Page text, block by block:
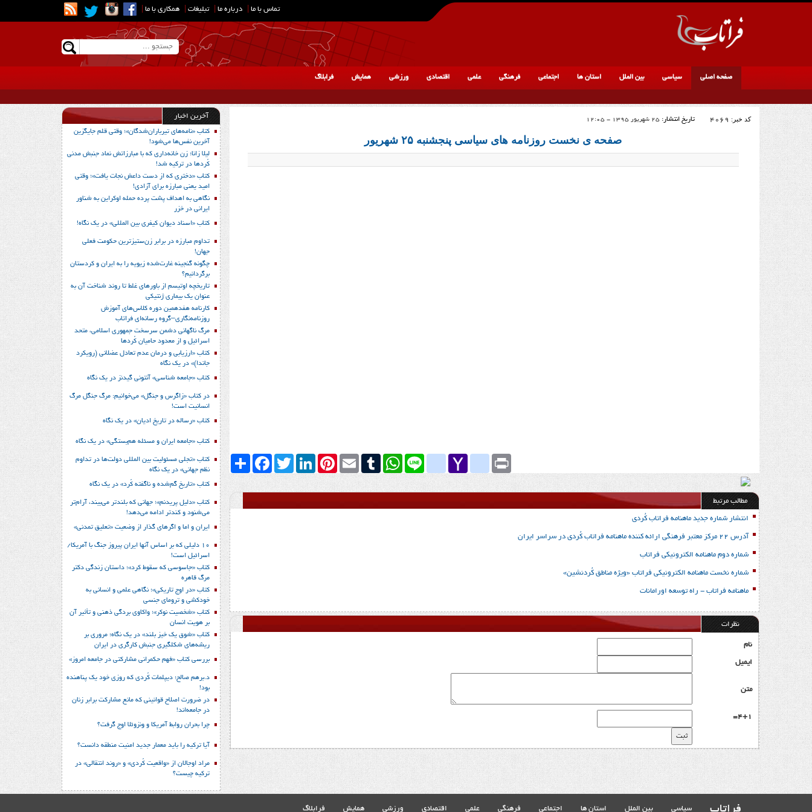
تماس با ما درباره ما تبلیغات همکاری با ما
صفحه اصلی سیاسی بین الملل استان ها اجتماعی فرهنگی علمی اقتصادی ورزشی همایش فرابلاگ
کد خبر: 4069 تاریخ انتشار: 25 شهریور 1395 - 12:05
صفحه ی نخست روزنامه های سیاسی پنجشنبه ۲۵ شهریور
اشتراکFacebook TwitterLinkedInPinterest Email TumblrWhatsApp Line
google_bookmarks
Yahoo
yahoo_messenger Print
مطالب مرتبط
انتشار شماره جدید ماهنامه فراتاب کُردی
آدرس 22 مرکز معتبر فرهنگی ارائه کننده ماهنامه فراتاب کُردی در سراسر ایران
شماره دوم ماهنامه الکترونیکی فراتاب
شماره نخست ماهنامه الکترونیکی فراتاب «ویژه مناطق کُردنشین»
ماهنامه فراتاب - راه توسعه اورامانات
نظرات
نام
ایمیل
متن
4+1=
آخرین اخبار
کتاب «نامه‌های تیرباران‌شدگان»؛ وقتی قلم جایگزین
آخرین نفس‌ها می‌شود!
لیلا زانا؛ زن خانه‌داری که با مبارزاتش نماد جنبش مدنی
کُردها در ترکیه شد!
کتاب «دختری که از دست داعش نجات یافت»؛ وقتی
امید یعنی مبارزه برای آزادی!
نگاهی به اهداف پشت پرده حمله اوکراین به شناور
ایرانی در خزر
کتاب «اسناد دیوان کیفری بین المللی» در یک نگاه!
تداوم مبارزه در برابر زن‌ستیزترین حکومت فعلی
جهان!
چگونه گنجینه غارت‌شده زیویه را به ایران و کردستان
برگردانیم؟
تاریخچه اوتیسم از باورهای غلط تا روند شناخت آن به
عنوان یک بیماری ژنتیکی
کارنامه هفدهمین دوره کلاس‌های آموزش
روزنامه‌نگاری–گروه رسانه‌ای فراتاب
مرگ ناگهانی دشمن سرسخت جمهوری اسلامی، متحد
اسرائیل و از معدود حامیان کُردها
کتاب «ارزیابی و درمان عدم تعادل عضلانی (رویکرد
جاندا)» در یک نگاه
کتاب «جامعه شناسی» آنتونی گیدنز در یک نگاه
در کتاب «زاگرس و جنگل» می‌خوانیم: مرگ جنگل مرگ
انسانیت است!
کتاب «رساله در تاریخ ادیان» در یک نگاه
کتاب «جامعه ایران و مسئله هم‌بستگی» در یک نگاه
کتاب «تجلی مسئولیت بین المللی دولت‌ها در تداوم
نظم جهانی» در یک نگاه
کتاب «تاریخ گم‌شده و ناگفته کُرد» در یک نگاه
کتاب «دلیل پریدنم»؛ جهانی که بلندتر می‌بیند، آرام‌تر
می‌شنود و کندتر ادامه می‌دهد!
ایران و اما و اگرهای گذار از وضعیت «تعلیق تمدنی»
10 دلیلی که بر اساس آنها ایران پیروز جنگ با آمریکا/
اسرائیل است!
کتاب «جاسوسی که سقوط کرد»؛ داستان زندگی دکتر
مرگ قاهره
کتاب «در اوج تاریکی»؛ نگاهی علمی و انسانی به
خودکشی و ترومای جنسی
کتاب «شخصیت نوکر»؛ واکاوی بردگی ذهنی و تأثیر آن
بر هویت انسان
کتاب «شوق یک خیز بلند» در یک نگاه؛ مروری بر
ریشه‌های شکل‎گیری جنبش کارگری در ایران
بررسی کتاب «فهم حکمرانی مشارکتی در جامعه امروز»
د.برهم صالح؛ دیپلمات کُردی که روزی خود یک پناهنده
بود!
در ضرورت اصلاح قوانینی که مانع مشارکت برابر زنان
در جامعه‌اند!
چرا بحران روابط آمریکا و ونزوئلا اوج گرفت؟
آیا ترکیه را باید معمار جدید امنیت منطقه دانست؟
مراد اوجالان از «واقعیت کُردی» و «روند انتقالی» در
ترکیه چیست؟
فراتاب سیاسی بین الملل استان ها اجتماعی فرهنگی علمی اقتصادی ورزشی همایش فرابلاگ